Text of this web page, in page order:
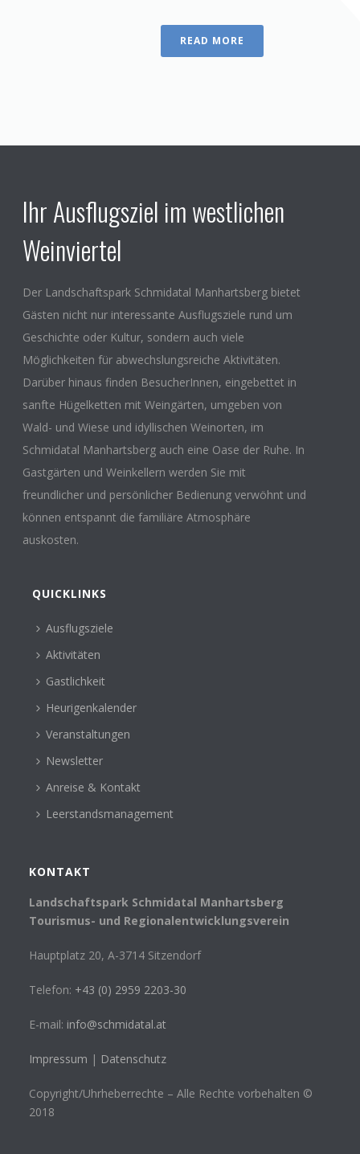
READ MORE
Ihr Ausflugsziel im westlichen
Weinviertel
Der Landschaftspark Schmidatal Manhartsberg bietet
Gästen nicht nur interessante Ausflugsziele rund um
Geschichte oder Kultur, sondern auch viele
Möglichkeiten für abwechslungsreiche Aktivitäten.
Darüber hinaus finden BesucherInnen, eingebettet in
sanfte Hügelketten mit Weingärten, umgeben von
Wald- und Wiese und idyllischen Weinorten, im
Schmidatal Manhartsberg auch eine Oase der Ruhe. In
Gastgärten und Weinkellern werden Sie mit
freundlicher und persönlicher Bedienung verwöhnt und
können entspannt die familiäre Atmosphäre
auskosten.
QUICKLINKS
Ausflugsziele
Aktivitäten
Gastlichkeit
Heurigenkalender
Veranstaltungen
Newsletter
Anreise & Kontakt
Leerstandsmanagement
KONTAKT
Landschaftspark Schmidatal Manhartsberg
Tourismus- und Regionalentwicklungsverein
Hauptplatz 20, A-3714 Sitzendorf
Telefon: +43 (0) 2959 2203-30
E-mail: info@schmidatal.at
Impressum | Datenschutz
Copyright/Uhrheberrechte – Alle Rechte vorbehalten ©
2018